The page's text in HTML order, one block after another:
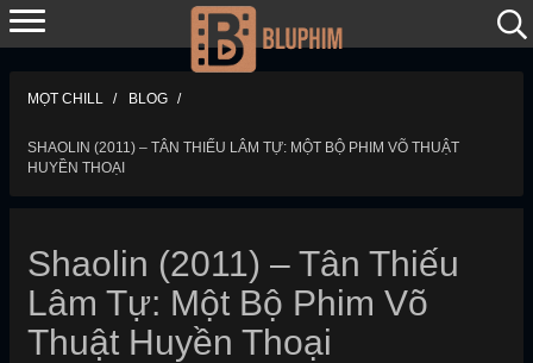
MỌT CHILL BLOG
SHAOLIN (2011) – TÂN THIẾU LÂM TỰ: MỘT BỘ PHIM VÕ THUẬT
HUYỀN THOẠI
Shaolin (2011) – Tân Thiếu
Lâm Tự: Một Bộ Phim Võ
Thuật Huyền Thoại